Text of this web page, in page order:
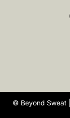
© Beyond Sweat